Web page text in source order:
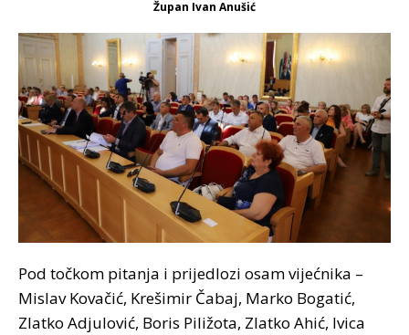
Župan Ivan Anušić
Pod točkom pitanja i prijedlozi osam vijećnika –
Mislav Kovačić, Krešimir Čabaj, Marko Bogatić,
Zlatko Adjulović, Boris Piližota, Zlatko Ahić, Ivica